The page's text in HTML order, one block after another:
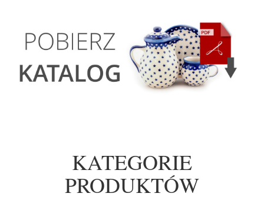
KATEGORIE
PRODUKTÓW